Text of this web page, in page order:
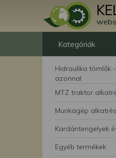
Kategóriák
Hidraulika tömlők
azonnal
MTZ traktor
Munkagép
Kardántengelyek
Egyéb termékek